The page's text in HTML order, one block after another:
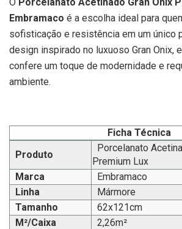
Embramaco é a escolha ideal para
sofisticação e resistência em um único
design inspirado no luxuoso Gran Onix,
confere um toque de modernidade e
ambiente.
Ficha Técnica
Produto
Porcelanato
Premium Lux
Marca
Embramaco
Linha
Mármore
Tamanho
62x121cm
M²/Caixa
2,26m²